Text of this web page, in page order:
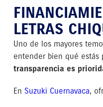
LETRAS
Uno de los mayores
entender bien qué estás
transparencia es
En Suzuki Cuernavaca,